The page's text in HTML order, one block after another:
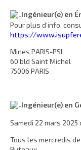
Ingénieur(e) en
Pour plus d’info,
https://
Mines PARIS-PSL
60 bld Saint Michel
75006 PARIS
Ingénieur(e) en
Samedi 22 mars 2025
Tous les mercredis